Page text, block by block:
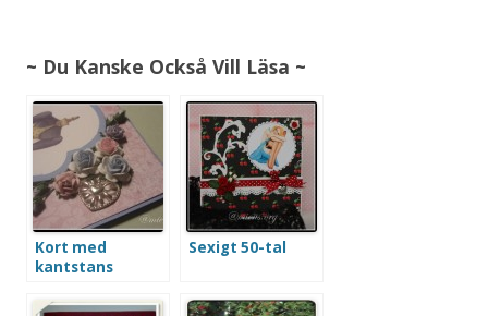
~ Du Kanske Också Vill Läsa ~
Kort med
kantstans
Sexigt 50-tal